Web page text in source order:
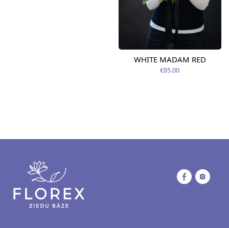
WHITE MADAM RED
€85.00